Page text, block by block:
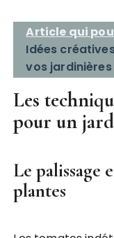
Article qui
Idées
vos
Les
pour un
Le palissage
plantes